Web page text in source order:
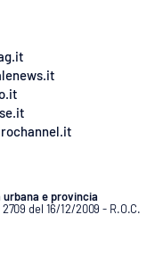
urbana e provincia
del 16/12/2009 - R.O.C.